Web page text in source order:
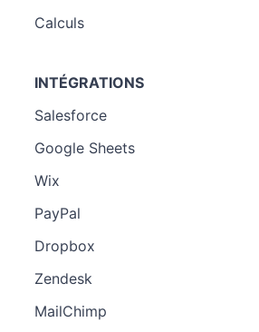
Calculs
INTÉGRATIONS
Salesforce
Google Sheets
Wix
PayPal
Dropbox
Zendesk
MailChimp